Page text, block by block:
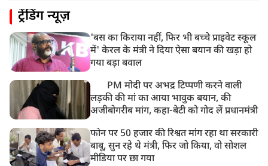
ट्रेंडिंग न्यूज़
'बस का किराया नहीं, फिर भी बच्चे प्राइवेट स्कूल
में' केरल के मंत्री ने दिया ऐसा बयान की खड़ा हो
गया बड़ा बवाल
PM मोदी पर अभद्र टिप्पणी करने वाली
लड़की की मां का आया भावुक बयान, की
अजीबोगरीब मांग, कहा-बेटी को गोद लें प्रधानमंत्री
फोन पर 50 हजार की रिश्वत मांग रहा था सरकारी
बाबू, सुन रहे थे मंत्री, फिर जो किया, वो सोशल
मीडिया पर छा गया